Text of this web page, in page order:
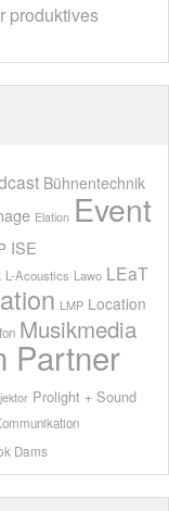
produktives
Bühnentechnik
Elation Event
ISE
L-Acoustics Lawo LEaT
LMP Location
Musikmedia
Partner
Prolight + Sound
Dams